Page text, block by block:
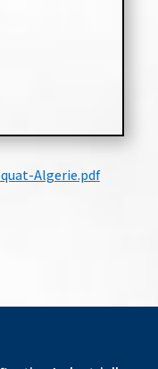
Algerie.pdf